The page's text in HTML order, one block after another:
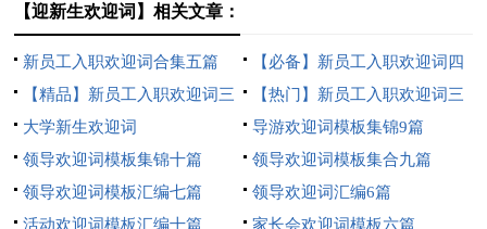
【迎新生欢迎词】相关文章：
新员工入职欢迎词合集五篇
【必备】新员工入职欢迎词四
篇
【精品】新员工入职欢迎词三
篇
【热门】新员工入职欢迎词三
篇
大学新生欢迎词
导游欢迎词模板集锦9篇
领导欢迎词模板集锦十篇
领导欢迎词模板集合九篇
领导欢迎词模板汇编七篇
领导欢迎词汇编6篇
活动欢迎词模板汇编十篇
家长会欢迎词模板六篇